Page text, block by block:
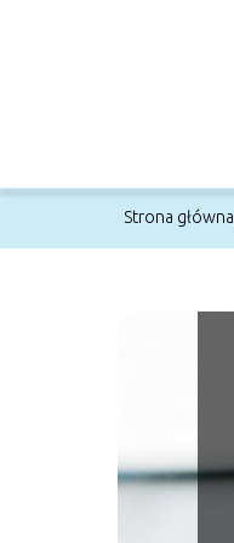
Strona główna